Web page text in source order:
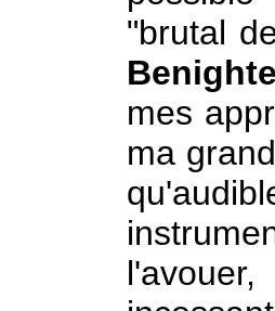
"brutal
mes
ma